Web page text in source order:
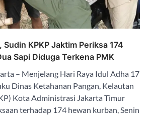
KPKP Jaktim Periksa 174
Sapi Diduga Terkena PMK
– Menjelang Hari Raya Idul Adha 17
Dinas Ketahanan Pangan, Kelautan
Kota Administrasi Jakarta Timur
terhadap 174 hewan kurban, Senin